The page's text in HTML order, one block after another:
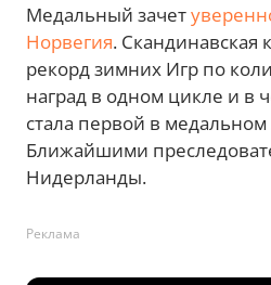
Медальный зачет
Норвегия. Скандинавская
рекорд зимних Игр по
наград в одном цикле и в
стала первой в медальном
Ближайшими
Нидерланды.
Реклама